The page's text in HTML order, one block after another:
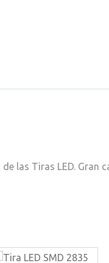
las Tiras LED. Gran